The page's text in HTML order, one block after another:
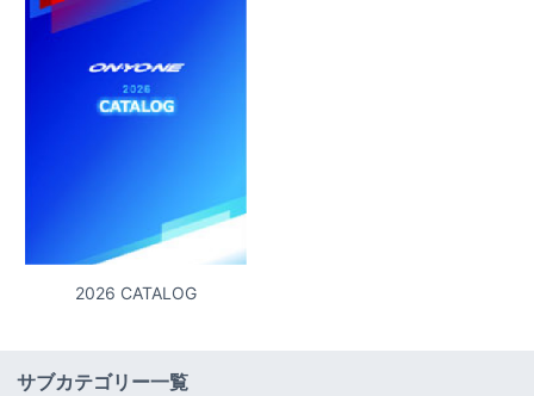
2026 CATALOG
サブカテゴリー一覧